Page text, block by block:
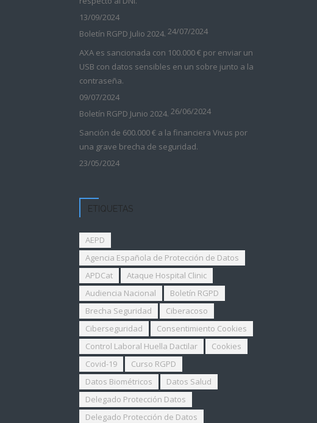
13/09/2024
Boletín RGPD Julio 2024. 24/07/2024
AXA es sancionada con 100.000 € por enviar un
USB con datos sensibles en un sobre junto a la
contraseña.
09/07/2024
Boletín RGPD Junio 2024. 26/06/2024
Sanción de 600.000 € a la financiera Vivus por
una grave brecha de seguridad.
23/05/2024
ETIQUETAS
AEPD
Agencia Española de Protección de Datos
APDCat
Ataque Hospital Clinic
Audiencia Nacional
Boletín RGPD
Brecha Seguridad
Ciberacoso
Ciberseguridad
Consentimiento Cookies
Control Laboral Huella Dactilar
Cookies
Covid-19
Curso RGPD
Datos Biométricos
Datos Salud
Delegado Protección Datos
Delegado Protección de Datos